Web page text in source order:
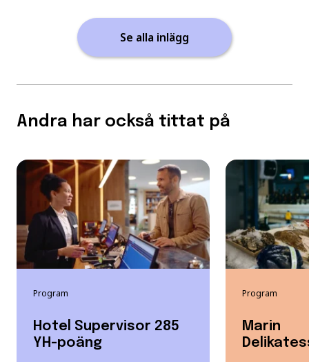
Se alla inlägg
Andra har också tittat på
Program
Hotel Supervisor 285
YH-poäng
Program
Marin